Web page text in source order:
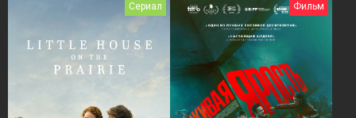
Сериал
Фильм